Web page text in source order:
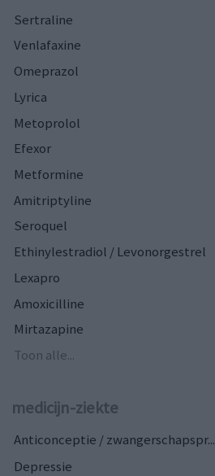
Sertraline
Venlafaxine
Omeprazol
Lyrica
Metoprolol
Efexor
Metformine
Amitriptyline
Seroquel
Ethinylestradiol / Levonorgestrel
Lexapro
Amoxicilline
Mirtazapine
Toon alle...
medicijn-ziekte
Anticonceptie / zwangerschapspr...
Depressie